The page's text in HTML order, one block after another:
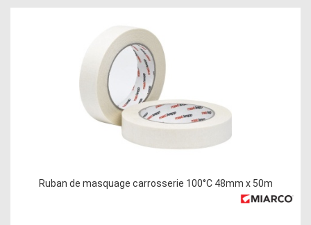
Ruban de masquage carrosserie 100°C 48mm x 50m